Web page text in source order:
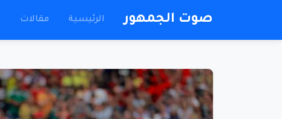
صوت الجمهور الرئيسية مقالات